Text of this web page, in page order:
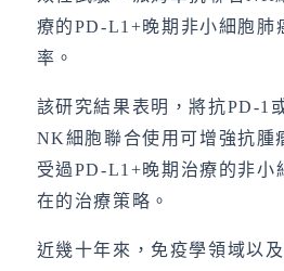
療的PD-L1+晚期非小細胞肺
率。
該研究結果表明，將抗PD-1
NK細胞聯合使用可增強抗腫
受過PD-L1+晚期治療的非小
在的治療策略。
近幾十年來，免疫學領域以